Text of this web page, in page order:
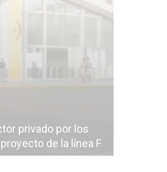
privado por los
de la línea F